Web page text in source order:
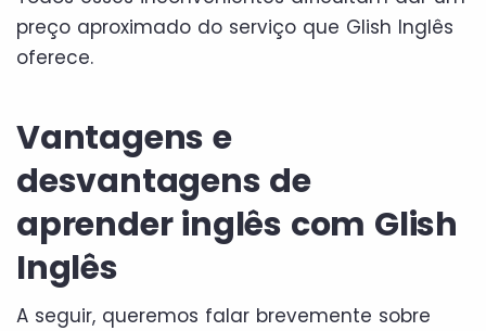
preço aproximado do serviço que Glish Inglês
oferece.
Vantagens e
desvantagens de
aprender inglês com Glish
Inglês
A seguir, queremos falar brevemente sobre